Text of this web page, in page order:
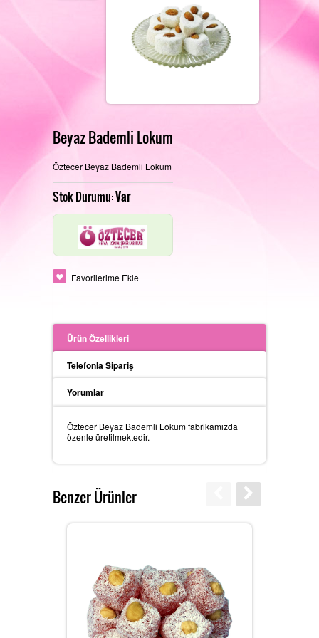
REFERANSLARIMIZ
FOTOĞRAF GALERISI
PERAKENDE SATIŞ MAĞAZAMIZ
ÜRETIM ALANLARIMIZ
İLETIŞIM
Beyaz Bademli Lokum
Öztecer Beyaz Bademli Lokum
Stok Durumu:Var
Favorilerime Ekle
Ürün Özellikleri
Telefonla Sipariş
Yorumlar
Öztecer Beyaz Bademli Lokum fabrikamızda
özenle üretilmektedir.
Benzer Ürünler